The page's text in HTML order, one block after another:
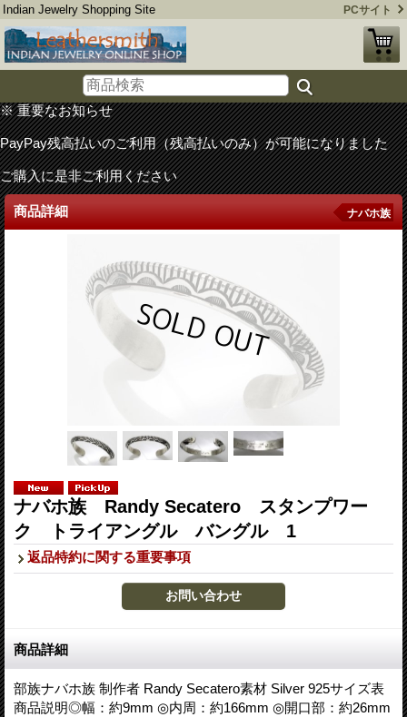
Indian Jewelry Shopping Site PCサイト
※ 重要なお知らせ
PayPay残高払いのご利用（残高払いのみ）が可能になりました
ご購入に是非ご利用ください
商品詳細 ナバホ族
ナバホ族 Randy Secatero スタンプワー
ク トライアングル バングル 1
返品特約に関する重要事項
商品詳細
部族ナバホ族 制作者 Randy Secatero素材 Silver 925サイズ表
商品説明◎幅：約9mm ◎内周：約166mm ◎開口部：約26mm